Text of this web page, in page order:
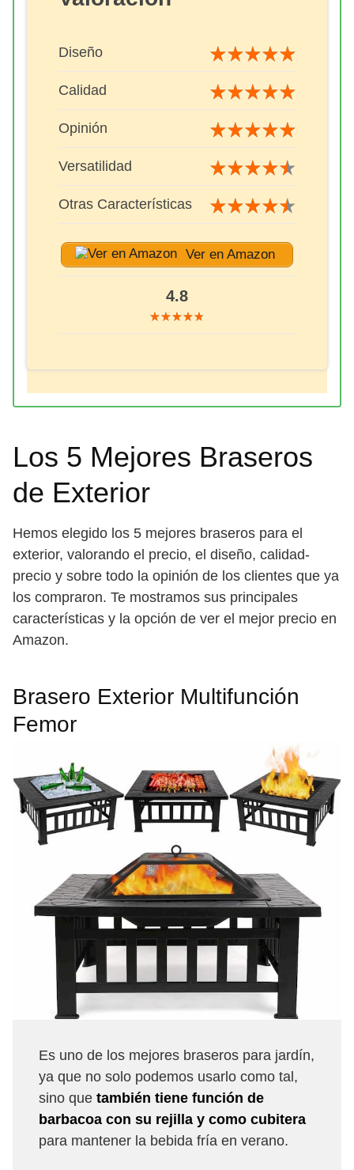
Diseño
Calidad
Opinión
Versatilidad
Otras Características
Ver en Amazon
4.8
Los 5 Mejores Braseros
de Exterior
Hemos elegido los 5 mejores braseros para el
exterior, valorando el precio, el diseño, calidad-
precio y sobre todo la opinión de los clientes que ya
los compraron. Te mostramos sus principales
características y la opción de ver el mejor precio en
Amazon.
Brasero Exterior Multifunción
Femor
Es uno de los mejores braseros para jardín,
ya que no solo podemos usarlo como tal,
sino que también tiene función de
barbacoa con su rejilla y como cubitera
para mantener la bebida fría en verano.